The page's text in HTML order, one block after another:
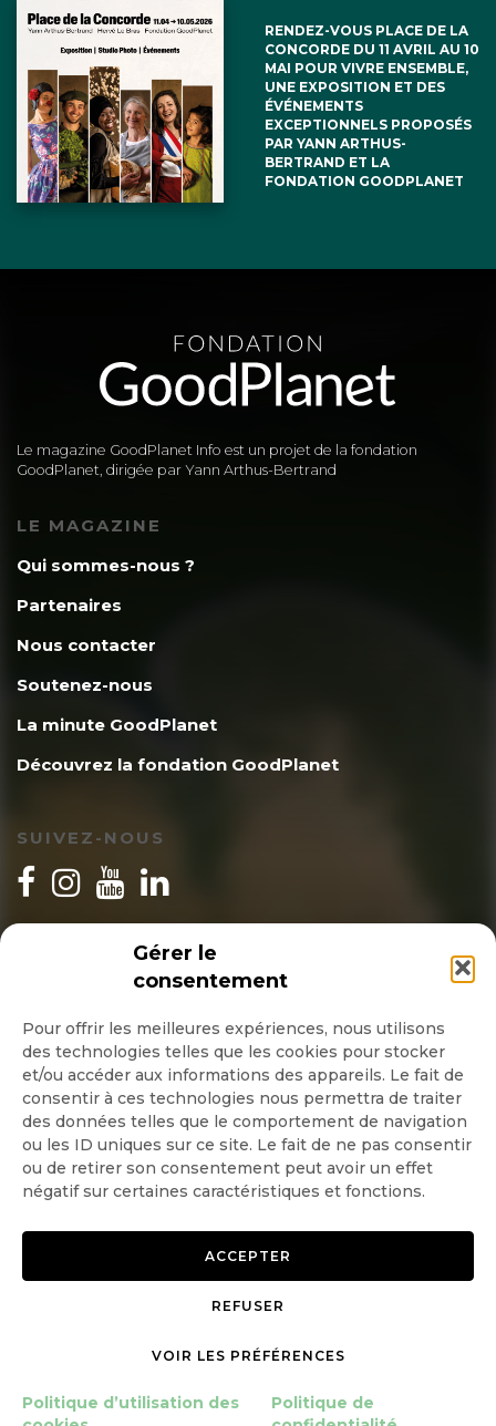
Gérer le
consentement
Pour offrir les meilleures expériences, nous utilisons
des technologies telles que les cookies pour stocker
et/ou accéder aux informations des appareils. Le fait de
consentir à ces technologies nous permettra de traiter
des données telles que le comportement de navigation
ou les ID uniques sur ce site. Le fait de ne pas consentir
ou de retirer son consentement peut avoir un effet
négatif sur certaines caractéristiques et fonctions.
ACCEPTER
REFUSER
VOIR LES PRÉFÉRENCES
Politique d’utilisation des
Politique de
RENDEZ-VOUS PLACE DE LA
CONCORDE DU 11 AVRIL AU 10
MAI POUR VIVRE ENSEMBLE,
UNE EXPOSITION ET DES
ÉVÉNEMENTS
EXCEPTIONNELS PROPOSÉS
PAR YANN ARTHUS-
BERTRAND ET LA
FONDATION GOODPLANET
Le magazine GoodPlanet Info est un projet de la fondation
GoodPlanet, dirigée par Yann Arthus-Bertrand
LE MAGAZINE
Qui sommes-nous ?
Partenaires
Nous contacter
Soutenez-nous
La minute GoodPlanet
Découvrez la fondation GoodPlanet
SUIVEZ-NOUS
INSCRIPTION NEWSLETTER
Quotidienne
Hebdo
OK
Politique de confidentialité